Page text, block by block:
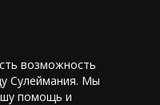
возможность
Сулеймания. Мы
помощь и